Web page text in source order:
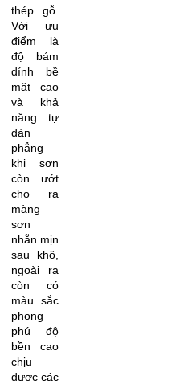
thép gỗ.
Với ưu
điểm là
độ bám
dính bề
mặt cao
và khả
năng tự
dàn
phẳng
khi sơn
còn ướt
cho ra
màng
sơn
nhẵn mịn
sau khô,
ngoài ra
còn có
màu sắc
phong
phú độ
bền cao
chịu
được các